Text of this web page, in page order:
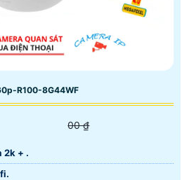
R100-8G44WF
00 ₫
2k + .